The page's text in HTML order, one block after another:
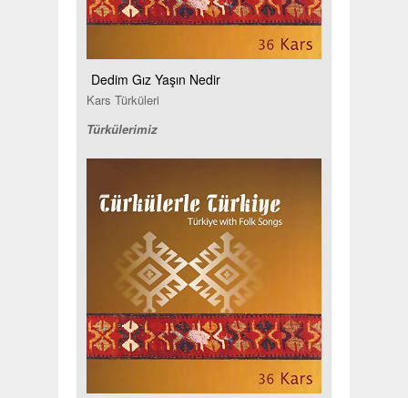
Dedim Gız Yaşın Nedir
Kars Türküleri
Türkülerimiz